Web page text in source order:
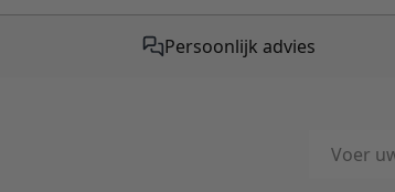
Persoonlijk advies
E-mailadres